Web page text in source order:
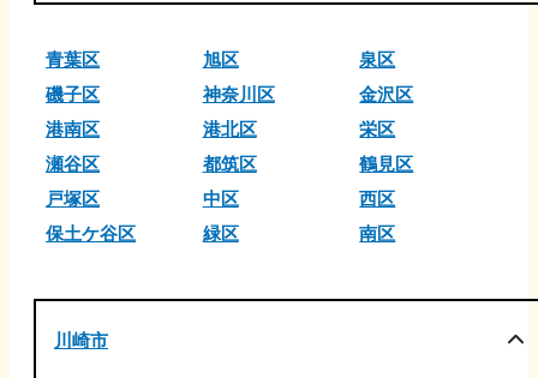
青葉区 旭区
泉区
磯子区
神奈川区
金沢区
港南区
港北区
栄区
瀬谷区
都筑区
鶴見区
戸塚区
中区
西区
保土ケ谷区
緑区 南区
川崎市